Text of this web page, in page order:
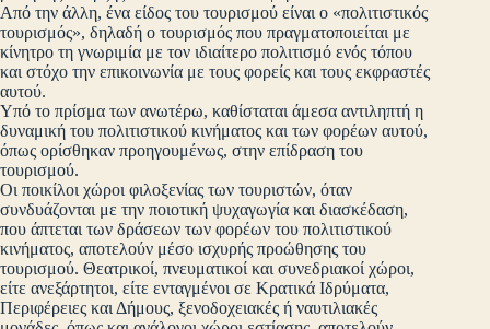
Από την άλλη, ένα είδος του τουρισμού είναι ο «πολιτιστικός
τουρισμός», δηλαδή ο τουρισμός που πραγματοποιείται με
κίνητρο τη γνωριμία με τον ιδιαίτερο πολιτισμό ενός τόπου
και στόχο την επικοινωνία με τους φορείς και τους εκφραστές
αυτού.
Υπό το πρίσμα των ανωτέρω, καθίσταται άμεσα αντιληπτή η
δυναμική του πολιτιστικού κινήματος και των φορέων αυτού,
όπως ορίσθηκαν προηγουμένως, στην επίδραση του
τουρισμού.
Οι ποικίλοι χώροι φιλοξενίας των τουριστών, όταν
συνδυάζονται με την ποιοτική ψυχαγωγία και διασκέδαση,
που άπτεται των δράσεων των φορέων του πολιτιστικού
κινήματος, αποτελούν μέσο ισχυρής προώθησης του
τουρισμού. Θεατρικοί, πνευματικοί και συνεδριακοί χώροι,
είτε ανεξάρτητοι, είτε ενταγμένοι σε Κρατικά Ιδρύματα,
Περιφέρειες και Δήμους, ξενοδοχειακές ή ναυτιλιακές